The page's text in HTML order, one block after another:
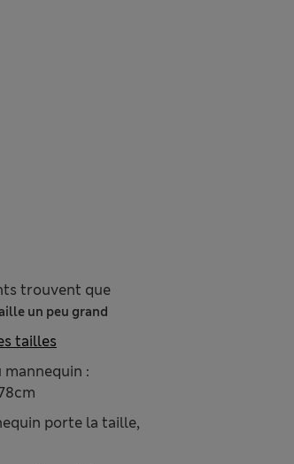
trouvent que
un peu grand
mannequin :
porte la taille,
tailles